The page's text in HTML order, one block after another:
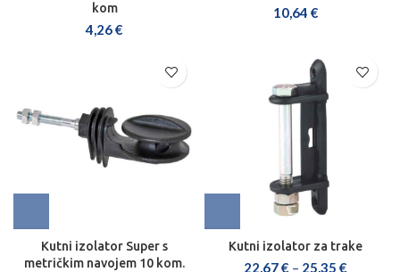
kom
4,26€
10,64 €
Kutni izolator Super s
metričkim navojem 10 kom.
Kutni izolator za trake
22,67€ – 25,35 €